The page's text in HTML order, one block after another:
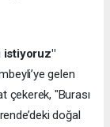
istiyoruz"
gelen
çekerek, "Burası
doğal